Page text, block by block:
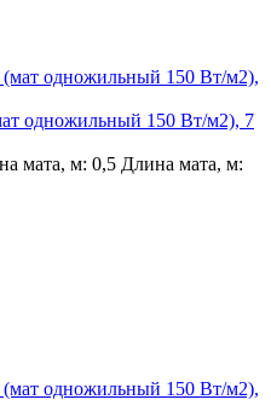
одножильный 150 Вт/м2), 7
мата, м: 0,5 Длина мата, м: